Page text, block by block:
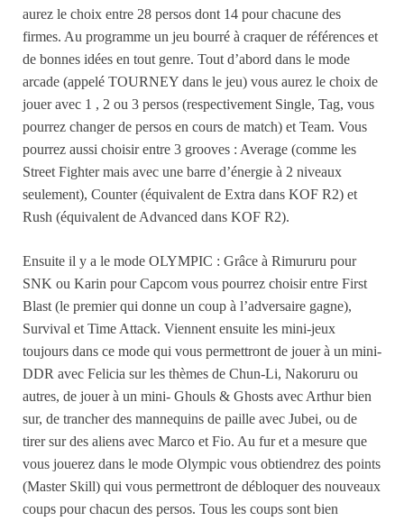
aurez le choix entre 28 persos dont 14 pour chacune des
firmes. Au programme un jeu bourré à craquer de références et
de bonnes idées en tout genre. Tout d’abord dans le mode
arcade (appelé TOURNEY dans le jeu) vous aurez le choix de
jouer avec 1 , 2 ou 3 persos (respectivement Single, Tag, vous
pourrez changer de persos en cours de match) et Team. Vous
pourrez aussi choisir entre 3 grooves : Average (comme les
Street Fighter mais avec une barre d’énergie à 2 niveaux
seulement), Counter (équivalent de Extra dans KOF R2) et
Rush (équivalent de Advanced dans KOF R2).
Ensuite il y a le mode OLYMPIC : Grâce à Rimururu pour
SNK ou Karin pour Capcom vous pourrez choisir entre First
Blast (le premier qui donne un coup à l’adversaire gagne),
Survival et Time Attack. Viennent ensuite les mini-jeux
toujours dans ce mode qui vous permettront de jouer à un mini-
DDR avec Felicia sur les thèmes de Chun-Li, Nakoruru ou
autres, de jouer à un mini- Ghouls & Ghosts avec Arthur bien
sur, de trancher des mannequins de paille avec Jubei, ou de
tirer sur des aliens avec Marco et Fio. Au fur et a mesure que
vous jouerez dans le mode Olympic vous obtiendrez des points
(Master Skill) qui vous permettront de débloquer des nouveaux
coups pour chacun des persos. Tous les coups sont bien